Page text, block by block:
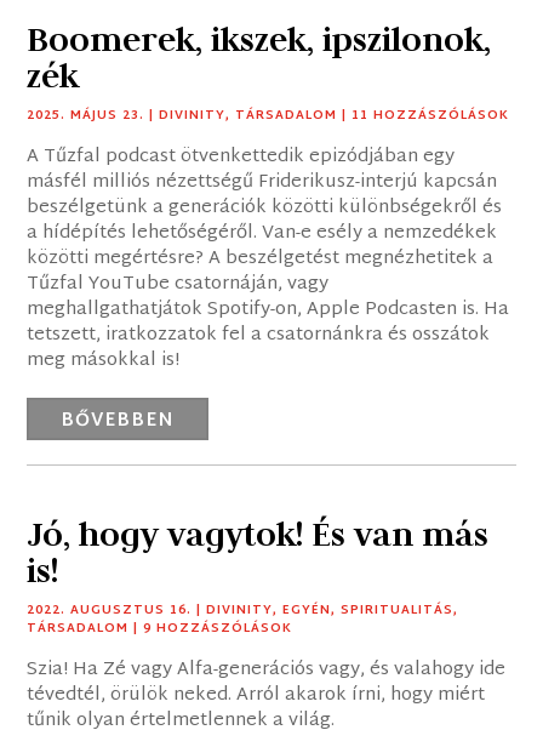
Boomerek, ikszek, ipszilonok,
zék
2025. MÁJUS 23. |DIVINITY, TÁRSADALOM | 11 HOZZÁSZÓLÁSOK
A Tűzfal podcast ötvenkettedik epizódjában egy
másfél milliós nézettségű Friderikusz-interjú kapcsán
beszélgetünk a generációk közötti különbségekről és
a hídépítés lehetőségéről. Van-e esély a nemzedékek
közötti megértésre? A beszélgetést megnézhetitek a
Tűzfal YouTube csatornáján, vagy
meghallgathatjátok Spotify-on, Apple Podcasten is. Ha
tetszett, iratkozzatok fel a csatornánkra és osszátok
meg másokkal is!
BŐVEBBEN
Jó, hogy vagytok! És van más
is!
2022. AUGUSZTUS 16. |DIVINITY,EGYÉN,SPIRITUALITÁS,
TÁRSADALOM | 9 HOZZÁSZÓLÁSOK
Szia! Ha Zé vagy Alfa-generációs vagy, és valahogy ide
tévedtél, örülök neked. Arról akarok írni, hogy miért
tűnik olyan értelmetlennek a világ.